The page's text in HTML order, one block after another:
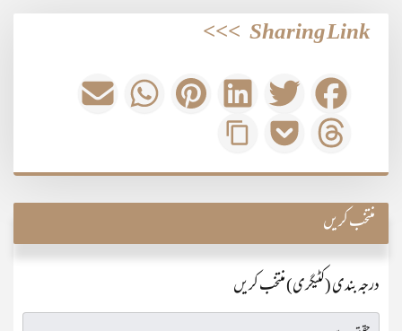
Sharing Link
>>>
منتخب کریں
درجہ بندی (کٹیگری) منتخب کریں